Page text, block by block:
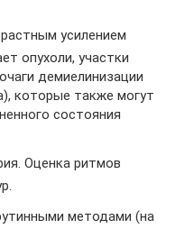
усилением
опухоли, участки
демиелинизации
которые также могут
состояния
Оценка ритмов
методами (на